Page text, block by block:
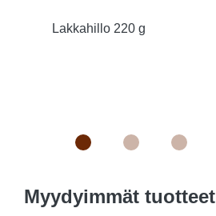
Lakkahillo 220 g
Myydyimmät tuotteet